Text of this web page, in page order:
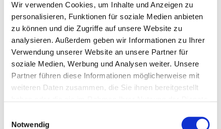
Wir verwenden Cookies, um Inhalte und Anzeigen zu
personalisieren, Funktionen für soziale Medien anbieten
zu können und die Zugriffe auf unsere Website zu
analysieren. Außerdem geben wir Informationen zu Ihrer
Verwendung unserer Website an unsere Partner für
soziale Medien, Werbung und Analysen weiter. Unsere
Partner führen diese Informationen möglicherweise mit
weiteren Daten zusammen, die Sie ihnen bereitgestellt
Notwendig
@trainingundtherapie